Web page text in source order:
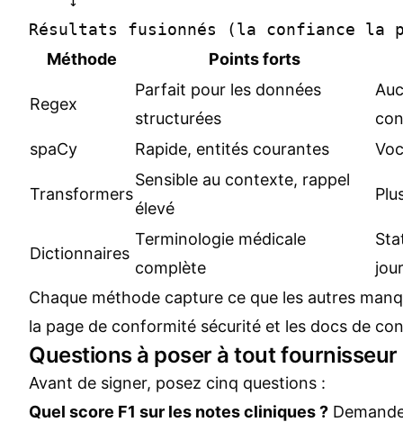
Méthode Points forts
Regex
Parfait pour les données
structurées
spaCy
Rapide, entités courantes
Transformers
Sensible au contexte, rappel
élevé
Dictionnaires
Terminologie médicale
complète
jour
Chaque méthode capture ce que les autres
la page de conformité sécurité et les docs de
Questions à poser à tout fournisseur
Avant de signer, posez cinq questions :
Quel score F1 sur les notes cliniques ?